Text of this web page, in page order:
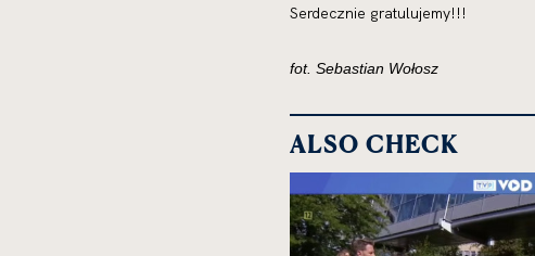
Serdecznie gratulujemy!!!
fot. Sebastian Wołosz
ALSO CHECK